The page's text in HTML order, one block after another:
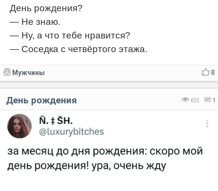
День рождения?
— Не знаю.
— Ну, а что тебе нравится?
— Соседка с четвёртого этажа.
8
Мужчины
651 1
День рождения